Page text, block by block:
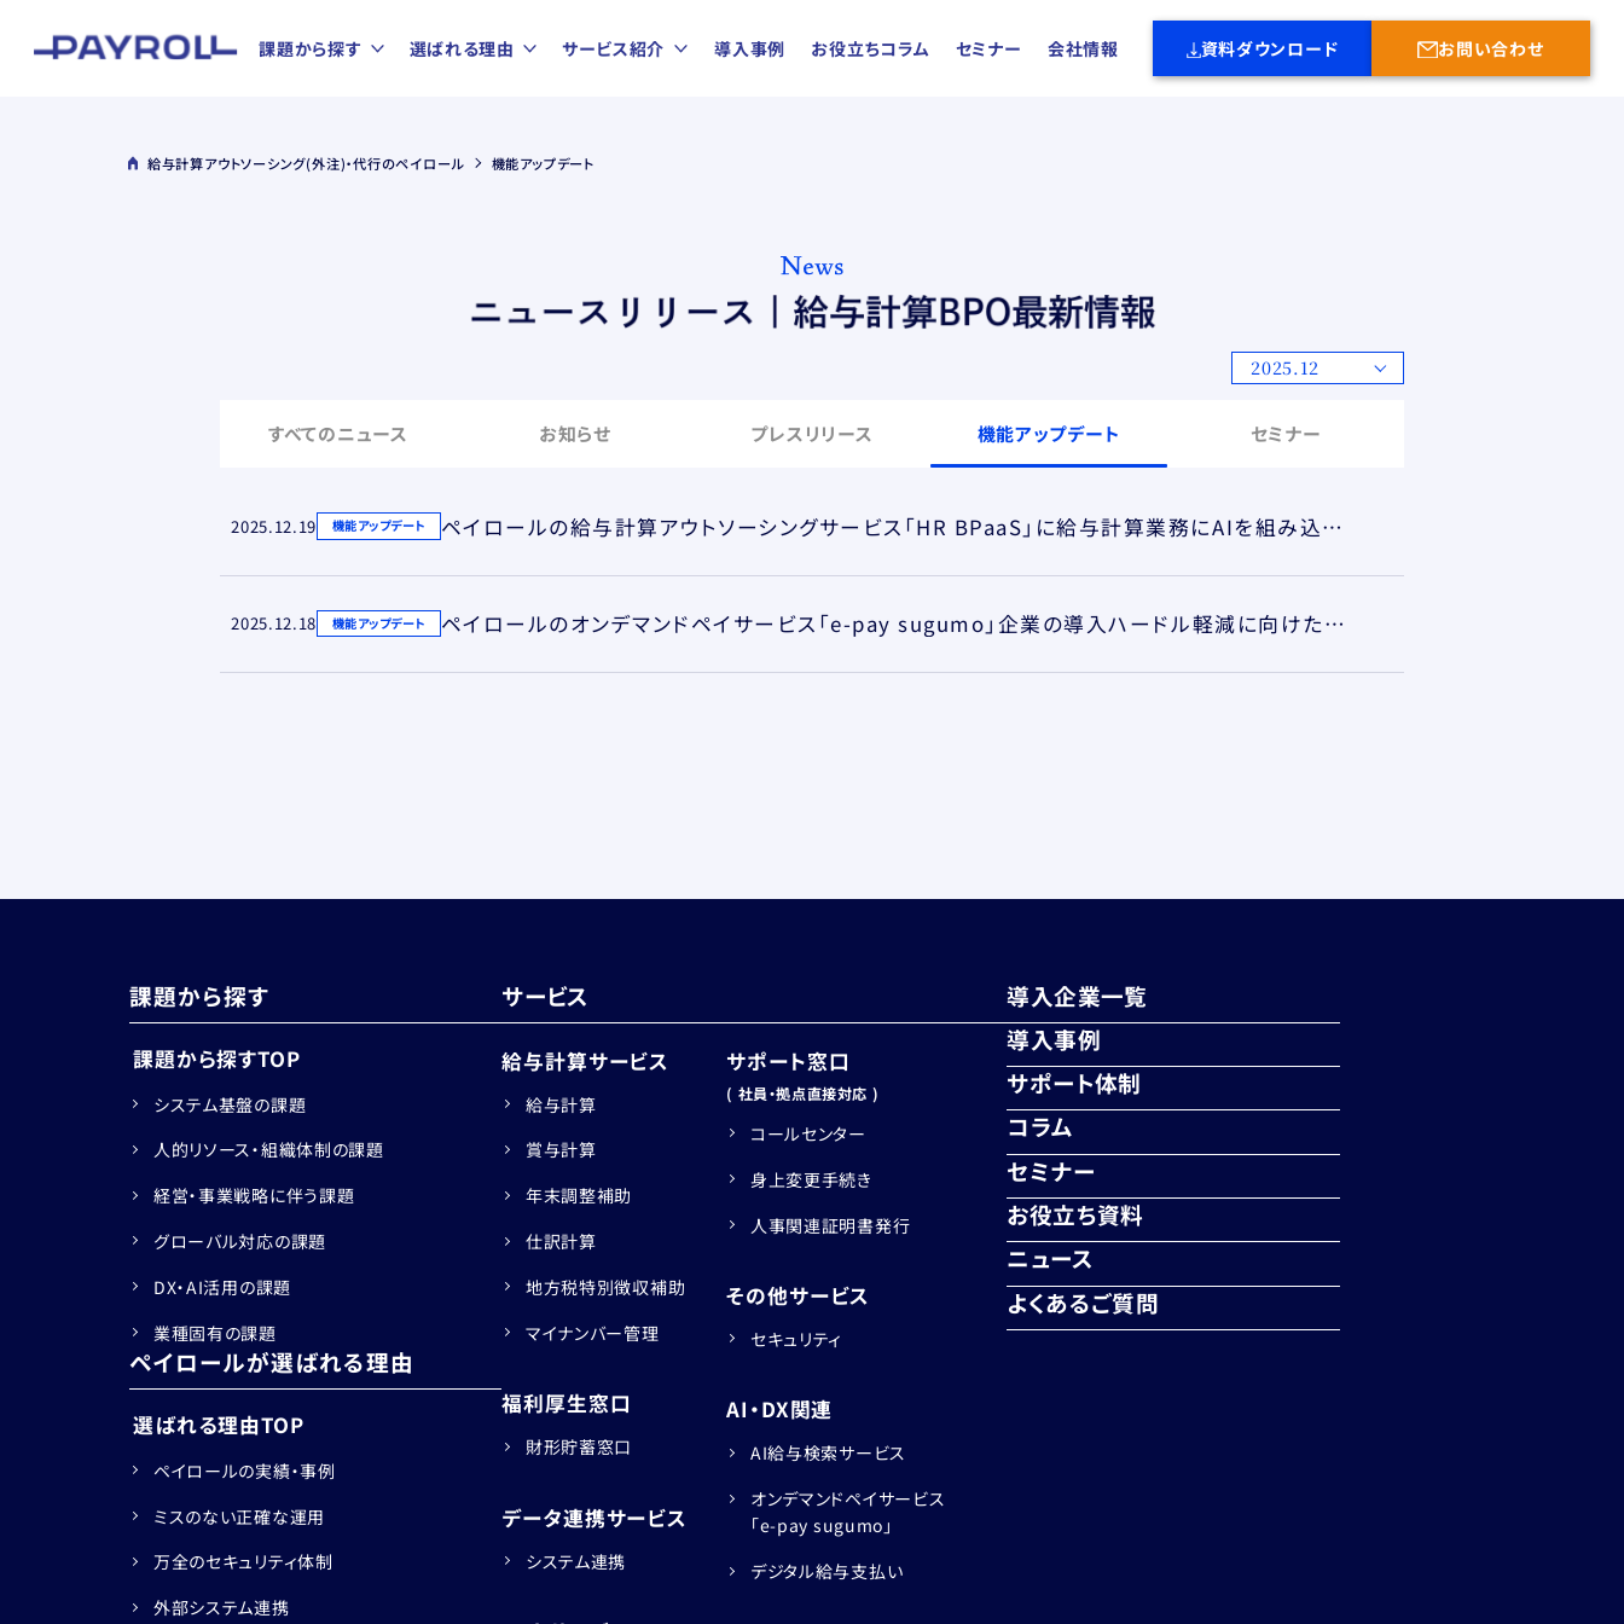
課題から探す 選ばれる理由 サービス紹介 導入事例 お役立ちコラム セミナー 会社情報 資料ダウンロード お問い合わせ
給与計算アウトソーシング(外注)・代行のペイロール 機能アップデート
2025.12
すべてのニュース お知らせ プレスリリース 機能アップデート セミナー
2025.12.19 機能アップデート ペイロールの給与計算アウトソーシングサービス「HR BPaaS」に給与計算業務にAIを組み込んだ計算ロジック構築機能「AI-Calcu」および給与計算結果検証機能「AI-Check」をリリース
2025.12.18 機能アップデート ペイロールのオンデマンドペイサービス「e-pay sugumo」企業の導入ハードル軽減に向けた機能強化を実施
課題から探す
課題から探すTOP
システム基盤の課題
人的リソース・組織体制の課題
経営・事業戦略に伴う課題
グローバル対応の課題
DX・AI活用の課題
業種固有の課題
ペイロールが選ばれる理由
選ばれる理由TOP
ペイロールの実績・事例
ミスのない正確な運用
万全のセキュリティ体制
外部システム連携
サービス
給与計算サービス
給与計算
賞与計算
年末調整補助
仕訳計算
地方税特別徴収補助
マイナンバー管理
福利厚生窓口
財形貯蓄窓口
データ連携サービス
システム連携
サポート窓口
( 社員・拠点直接対応 )
コールセンター
身上変更手続き
人事関連証明書発行
その他サービス
セキュリティ
AI・DX関連
AI給与検索サービス
オンデマンドペイサービス
「e-pay sugumo」
デジタル給与支払い
導入企業一覧
導入事例
サポート体制
コラム
セミナー
お役立ち資料
ニュース
よくあるご質問